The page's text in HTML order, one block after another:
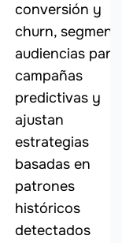
conversión y
churn,
audiencias para
campañas
predictivas y
ajustan
estrategias
basadas en
patrones
históricos
detectados